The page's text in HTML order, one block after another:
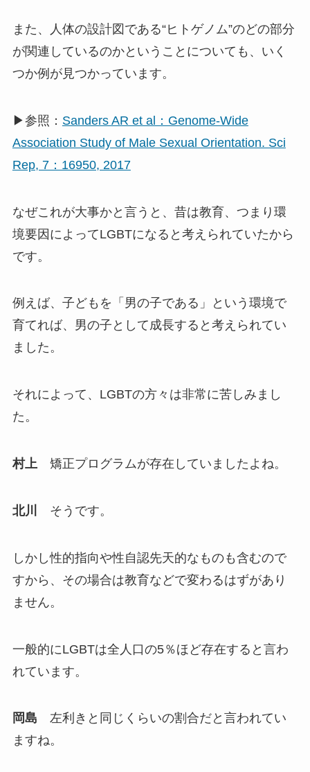
また、人体の設計図である“ヒトゲノム”のどの部分
が関連しているのかということについても、いく
つか例が見つかっています。
▶参照： Sanders AR et al：Genome-Wide
Association Study of Male Sexual Orientation. Sci
Rep, 7：16950, 2017
なぜこれが大事かと言うと、昔は教育、つまり環
境要因によってLGBTになると考えられていたから
です。
例えば、子どもを「男の子である」という環境で
育てれば、男の子として成長すると考えられてい
ました。
それによって、LGBTの方々は非常に苦しみまし
た。
村上矯正プログラムが存在していましたよね。
北川 そうです。
しかし性的指向や性自認先天的なものも含むので
すから、その場合は教育などで変わるはずがあり
ません。
一般的にLGBTは全人口の5％ほど存在すると言わ
れています。
岡島 左利きと同じくらいの割合だと言われてい
ますね。